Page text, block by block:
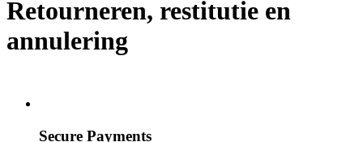
Retourneren, restitutie en
annulering
Secure Payments